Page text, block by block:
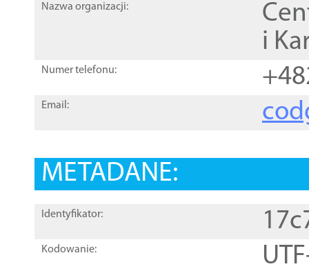
Nazwa organizacji:
i
Numer telefonu:
Email:
METADANE:
Identyfikator:
Kodowanie: